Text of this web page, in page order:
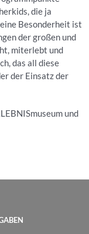
die ja
Besonderheit ist
der großen und
miterlebt und
das all diese
der Einsatz der
und